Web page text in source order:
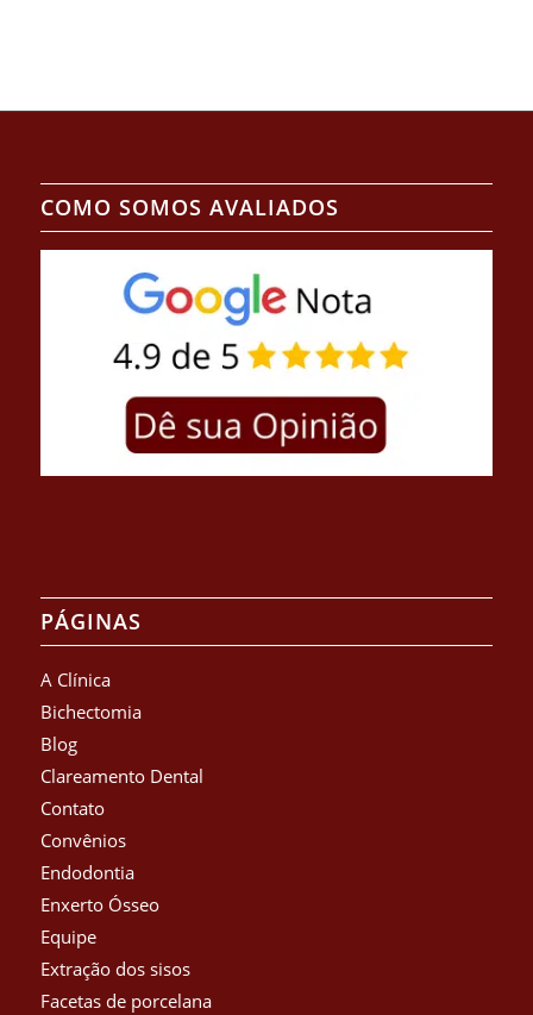
COMO SOMOS AVALIADOS
PÁGINAS
A Clínica
Bichectomia
Blog
Clareamento Dental
Contato
Convênios
Endodontia
Enxerto Ósseo
Equipe
Extração dos sisos
Facetas de porcelana